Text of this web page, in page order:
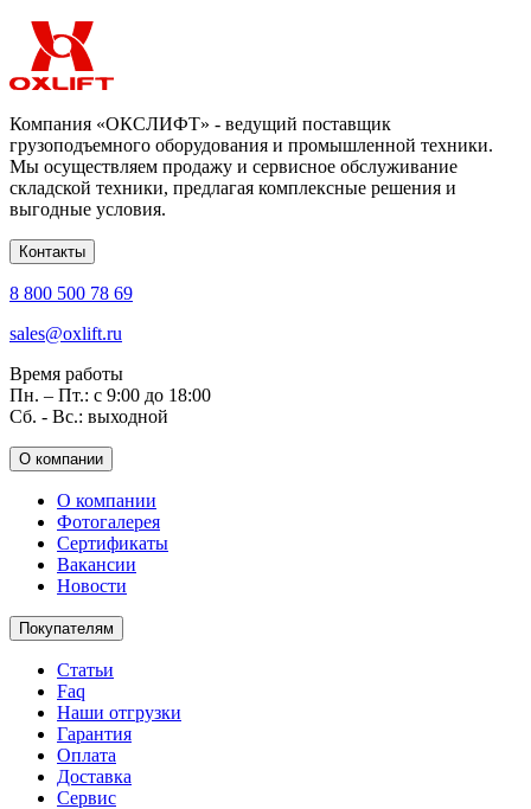
Компания «ОКСЛИФТ» - ведущий поставщик
грузоподъемного оборудования и промышленной техники.
Мы осуществляем продажу и сервисное обслуживание
складской техники, предлагая комплексные решения и
выгодные условия.
Контакты
8 800 500 78 69
sales@oxlift.ru
Время работы
Пн. – Пт.: с 9:00 до 18:00
Сб. - Вс.: выходной
О компании
О компании
Фотогалерея
Сертификаты
Вакансии
Новости
Покупателям
Статьи
Faq
Наши отгрузки
Гарантия
Оплата
Доставка
Сервис